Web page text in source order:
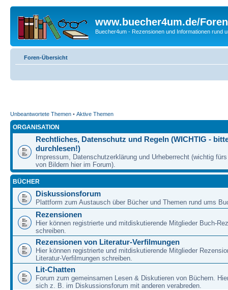
www.buecher4um.de/Foren
Buecher4um - Rezensionen und Informationen rund
Foren-Übersicht
Unbeantwortete Themen • Aktive Themen
ORGANISATION
Rechtliches, Datenschutz und Regeln (WICHTIG -
durchlesen!)
Impressum, Datenschutzerklärung und Urheberrecht (wichtig
von Bildern hier im Forum).
BÜCHER
Diskussionsforum
Plattform zum Austausch über Bücher und Themen rund ums
Rezensionen
Hier können registrierte und mitdiskutierende Mitglieder Buch-
schreiben.
Rezensionen von Literatur-Verfilmungen
Hier können registrierte und mitdiskutierende Mitglieder
Literatur-Verfilmungen schreiben.
Lit-Chatten
Forum zum gemeinsamen Lesen & Diskutieren von Büchern.
sich z. B. im Diskussionsforum mit anderen verabreden.